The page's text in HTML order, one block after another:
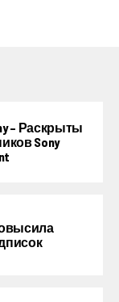
– Раскрыты
Sony